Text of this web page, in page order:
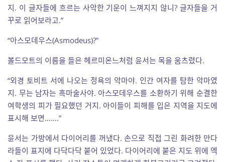
지. 이 글자들에 흐르는 사악한 기운이 느껴지지 않니? 글자들을 거
꾸로 읽어보라고.”
“아스모데우스(Asmodeus)?”
볼드모트의 이름을 들은 헤르미온느처럼 윤서는 목을 움츠렸다.
“외경 토비트 서에 나오는 정욕의 악마야. 인간 여자를 탐한 악마였
지. 무는 남자는 흑마술사야. 아스모데우스를 소환하기 위해 순결한
여학생의 피가 필요했던 거지. 아이들이 피해를 입은 지역을 지도에
표시해 보면…….”
윤서는 가방에서 다이어리를 꺼냈다. 손으로 직접 그린 화려한 만다
라들이 표지에 다닥다닥 붙어 있었다. 다이어리에 붙은 지도 위에 엑